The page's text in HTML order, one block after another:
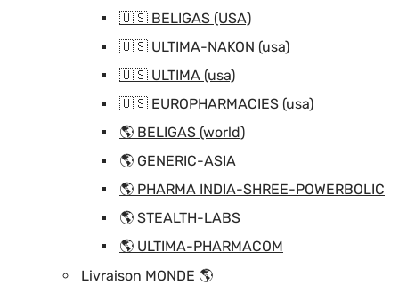
🇺🇸 BELIGAS (USA)
🇺🇸 ULTIMA-NAKON (usa)
🇺🇸 ULTIMA (usa)
🇺🇸 EUROPHARMACIES (usa)
🌎 BELIGAS (world)
🌎 GENERIC-ASIA
🌎 PHARMA INDIA-SHREE-POWERBOLIC
🌎 STEALTH-LABS
🌎 ULTIMA-PHARMACOM
Livraison MONDE 🌎